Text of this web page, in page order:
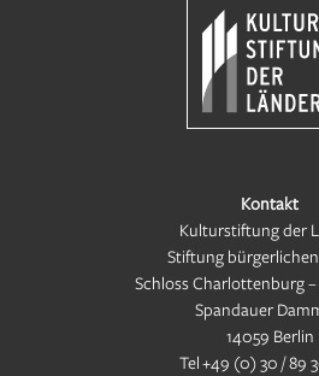
Kontakt
Kulturstiftung der
Stiftung
Schloss Charlottenburg
Spandauer
14059 Berlin
Tel+49 (0) 30 / 89